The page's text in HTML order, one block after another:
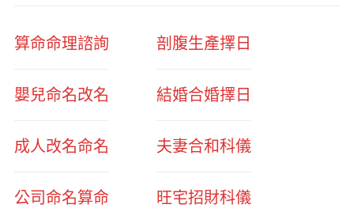
算命命理諮詢
嬰兒命名改名
成人改名命名
公司命名算命
剖腹生產擇日
結婚合婚擇日
夫妻合和科儀
旺宅招財科儀